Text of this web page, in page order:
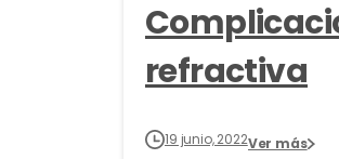
refractiva
19 junio, 2022Ver más